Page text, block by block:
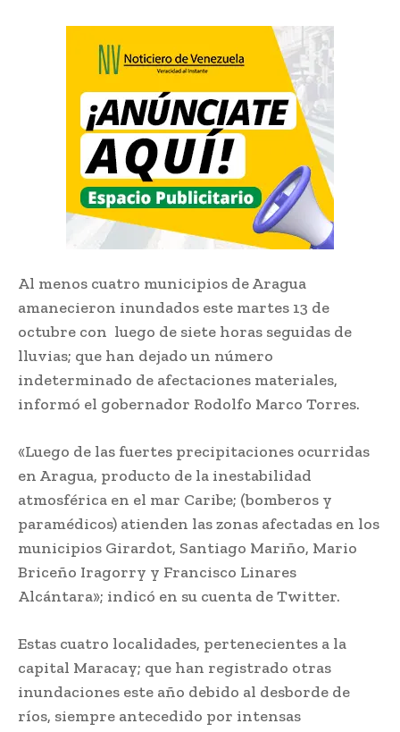
Al menos cuatro municipios de Aragua
amanecieron inundados este martes 13 de
octubre con luego de siete horas seguidas de
lluvias; que han dejado un número
indeterminado de afectaciones materiales,
informó el gobernador Rodolfo Marco Torres.
«Luego de las fuertes precipitaciones ocurridas
en Aragua, producto de la inestabilidad
atmosférica en el mar Caribe; (bomberos y
paramédicos) atienden las zonas afectadas en los
municipios Girardot, Santiago Mariño, Mario
Briceño Iragorry y Francisco Linares
Alcántara»; indicó en su cuenta de Twitter.
Estas cuatro localidades, pertenecientes a la
capital Maracay; que han registrado otras
inundaciones este año debido al desborde de
ríos, siempre antecedido por intensas